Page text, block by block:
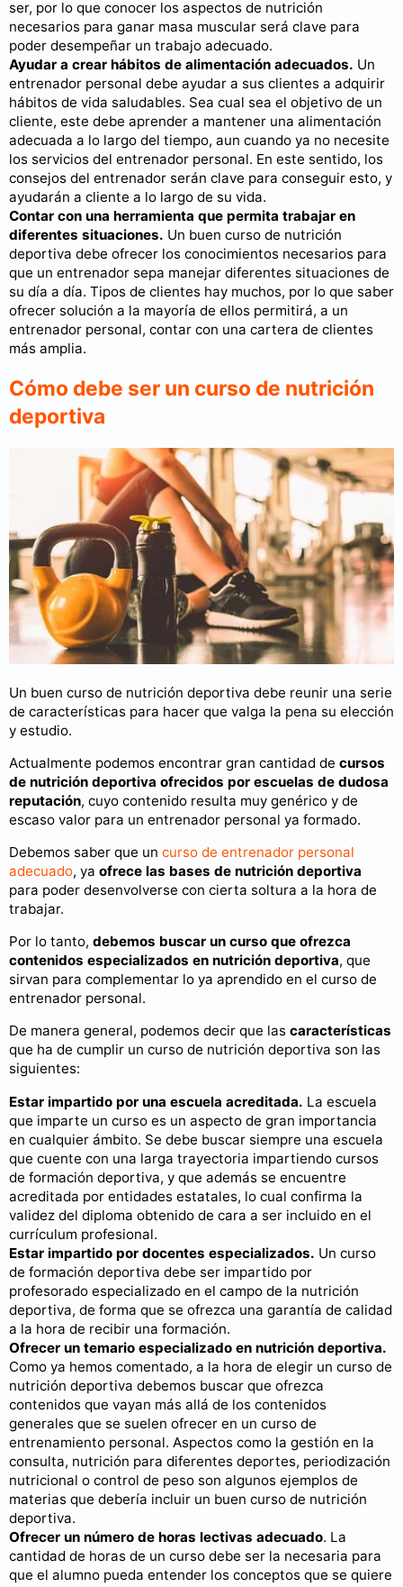
ser, por lo que conocer los aspectos de nutrición
necesarios para ganar masa muscular será clave para
poder desempeñar un trabajo adecuado.
Ayudar a crear hábitos de alimentación adecuados. Un
entrenador personal debe ayudar a sus clientes a adquirir
hábitos de vida saludables. Sea cual sea el objetivo de un
cliente, este debe aprender a mantener una alimentación
adecuada a lo largo del tiempo, aun cuando ya no necesite
los servicios del entrenador personal. En este sentido, los
consejos del entrenador serán clave para conseguir esto, y
ayudarán a cliente a lo largo de su vida.
Contar con una herramienta que permita trabajar en
diferentes situaciones. Un buen curso de nutrición
deportiva debe ofrecer los conocimientos necesarios para
que un entrenador sepa manejar diferentes situaciones de
su día a día. Tipos de clientes hay muchos, por lo que saber
ofrecer solución a la mayoría de ellos permitirá, a un
entrenador personal, contar con una cartera de clientes
más amplia.
Cómo debe ser un curso de nutrición
deportiva
Un buen curso de nutrición deportiva debe reunir una serie
de características para hacer que valga la pena su elección
y estudio.
Actualmente podemos encontrar gran cantidad de cursos
de nutrición deportiva ofrecidos por escuelas de dudosa
reputación, cuyo contenido resulta muy genérico y de
escaso valor para un entrenador personal ya formado.
Debemos saber que un curso de entrenador personal
adecuado, ya ofrece las bases de nutrición deportiva
para poder desenvolverse con cierta soltura a la hora de
trabajar.
Por lo tanto, debemos buscar un curso que ofrezca
contenidos especializados en nutrición deportiva, que
sirvan para complementar lo ya aprendido en el curso de
entrenador personal.
De manera general, podemos decir que las características
que ha de cumplir un curso de nutrición deportiva son las
siguientes:
Estar impartido por una escuela acreditada. La escuela
que imparte un curso es un aspecto de gran importancia
en cualquier ámbito. Se debe buscar siempre una escuela
que cuente con una larga trayectoria impartiendo cursos
de formación deportiva, y que además se encuentre
acreditada por entidades estatales, lo cual confirma la
validez del diploma obtenido de cara a ser incluido en el
currículum profesional.
Estar impartido por docentes especializados. Un curso
de formación deportiva debe ser impartido por
profesorado especializado en el campo de la nutrición
deportiva, de forma que se ofrezca una garantía de calidad
a la hora de recibir una formación.
Ofrecer un temario especializado en nutrición deportiva.
Como ya hemos comentado, a la hora de elegir un curso de
nutrición deportiva debemos buscar que ofrezca
contenidos que vayan más allá de los contenidos
generales que se suelen ofrecer en un curso de
entrenamiento personal. Aspectos como la gestión en la
consulta, nutrición para diferentes deportes, periodización
nutricional o control de peso son algunos ejemplos de
materias que debería incluir un buen curso de nutrición
deportiva.
Ofrecer un número de horas lectivas adecuado. La
cantidad de horas de un curso debe ser la necesaria para
que el alumno pueda entender los conceptos que se quiere